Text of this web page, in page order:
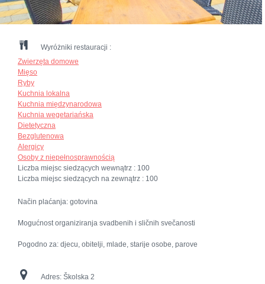
Wyróżniki restauracji :
Zwierzęta domowe
Mięso
Ryby
Kuchnia lokalna
Kuchnia międzynarodowa
Kuchnia wegetariańska
Dietetyczna
Bezglutenowa
Alergicy
Osoby z niepełnosprawnością
Liczba miejsc siedzących wewnątrz : 100
Liczba miejsc siedzących na zewnątrz : 100
Način plaćanja: gotovina
Mogućnost organiziranja svadbenih i sličnih svečanosti
Pogodno za: djecu, obitelji, mlade, starije osobe, parove
Adres: Školska 2